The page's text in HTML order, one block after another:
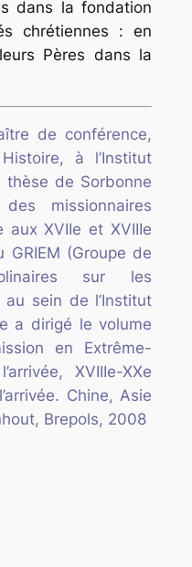
dans la fondation
chrétiennes : en
Pères dans la
de conférence,
à l’Institut
thèse de Sorbonne
missionnaires
aux XVIIe et XVIIIe
GRIEM (Groupe de
sur les
au sein de l’Institut
a dirigé le volume
en Extrême-
XVIIIe-XXe
Chine, Asie
Brepols, 2008